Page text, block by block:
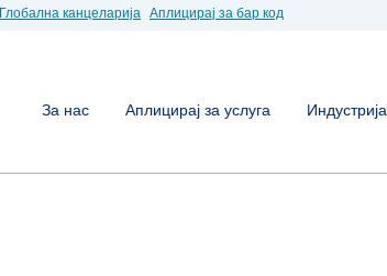
Глобална канцеларија Аплицирај за бар код
За нас Аплицирај за услуга Индустрија